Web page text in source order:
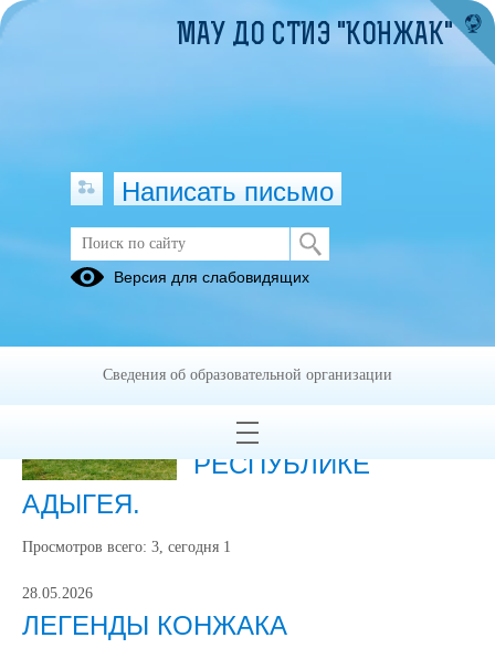
Публикации за Май 2026
ВСЕРОССИЙСКИЙ
ТУРИСТСКИЙ СЛЁТ
«МАЁВКА» в
РЕСПУБЛИКЕ
АДЫГЕЯ.
Просмотров всего: 3, сегодня 1
28.05.2026
ЛЕГЕНДЫ КОНЖАКА
МАУ ДО СТИЭ "КОНЖАК"
Написать письмо
Версия для слабовидящих
Сведения об образовательной организации